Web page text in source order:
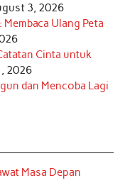
3, 2026
Ulang Peta
Cinta untuk
2026
dan Mencoba Lagi
Masa Depan